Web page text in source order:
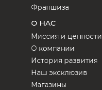
Франшиза
О НАС
Миссия и ценности
О компании
История развития
Наш эксклюзив
Магазины